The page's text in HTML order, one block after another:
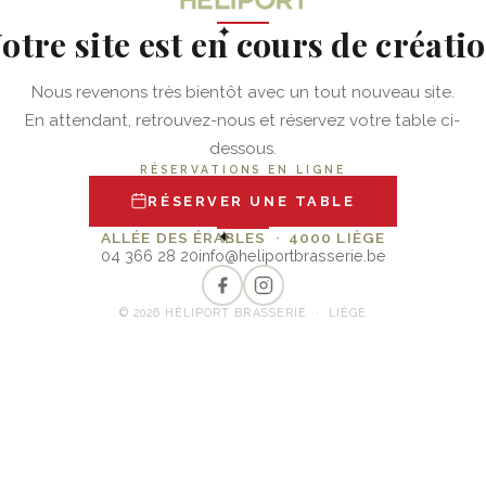
✦
site est en cours de
Nous revenons très bientôt avec un tout nouveau site.
En attendant, retrouvez-nous et réservez votre table ci-
dessous.
RÉSERVATIONS EN LIGNE
RÉSERVER UNE TABLE
✦
ALLÉE DES ÉRABLES · 4000 LIÈGE
04 366 28 20info@heliportbrasserie.be
© 2026 HÉLIPORT BRASSERIE · LIÈGE